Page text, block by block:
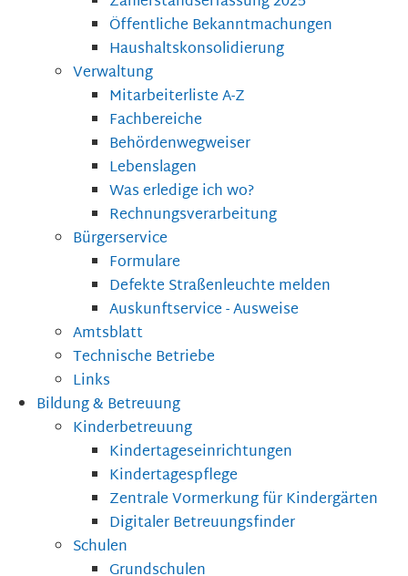
Öffentliche Bekanntmachungen
Haushaltskonsolidierung
Verwaltung
Mitarbeiterliste A-Z
Fachbereiche
Behördenwegweiser
Lebenslagen
Was erledige ich wo?
Rechnungsverarbeitung
Bürgerservice
Formulare
Defekte Straßenleuchte melden
Auskunftservice - Ausweise
Amtsblatt
Technische Betriebe
Links
Bildung & Betreuung
Kinderbetreuung
Kindertageseinrichtungen
Kindertagespflege
Zentrale Vormerkung für Kindergärten
Digitaler Betreuungsfinder
Schulen
Grundschulen